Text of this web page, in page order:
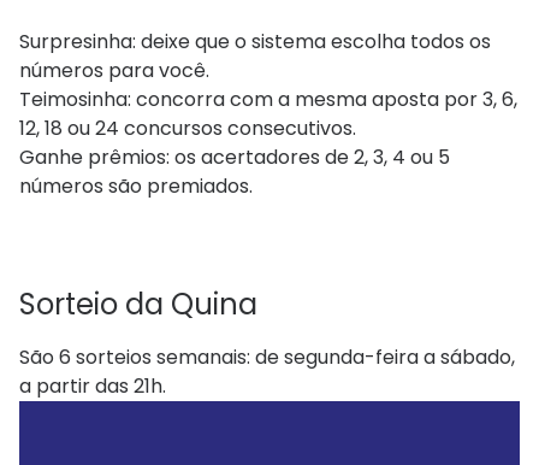
Surpresinha: deixe que o sistema escolha todos os
números para você.
Teimosinha: concorra com a mesma aposta por 3, 6,
12, 18 ou 24 concursos consecutivos.
Ganhe prêmios: os acertadores de 2, 3, 4 ou 5
números são premiados.​​​​​​​​
Sorteio da Quina
São 6 sorteios semanais: de segunda-feira a sábado,
a partir das 21h.